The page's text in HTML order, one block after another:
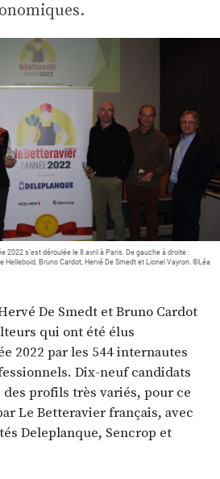
2022 s’est déroulée le 8 avril à Paris. De gauche à droite :
Helleboid, Bruno Cardot, Hervé De Smedt et Lionel Vayron. ©Léa
De Smedt et Bruno Cardot
qui ont été élus
2022 par les 544 internautes
Dix-neuf candidats
profils très variés, pour ce
Le Betteravier français, avec
Deleplanque, Sencrop et